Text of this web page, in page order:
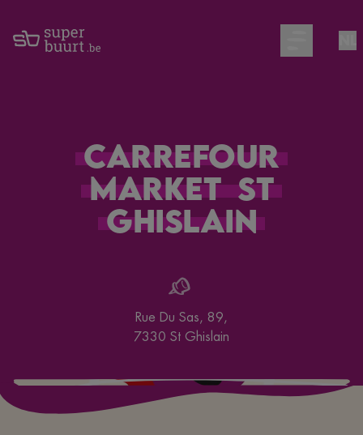
Open main
Carrefour
Market St
Ghislain
Rue Du Sas, 89,
7330 St Ghislain